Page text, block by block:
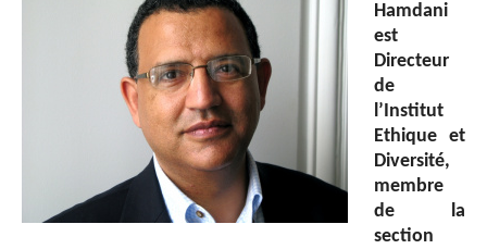
Hamdani
est
Directeur
de
l’Institut
Ethique et
Diversité,
membre
de la
section